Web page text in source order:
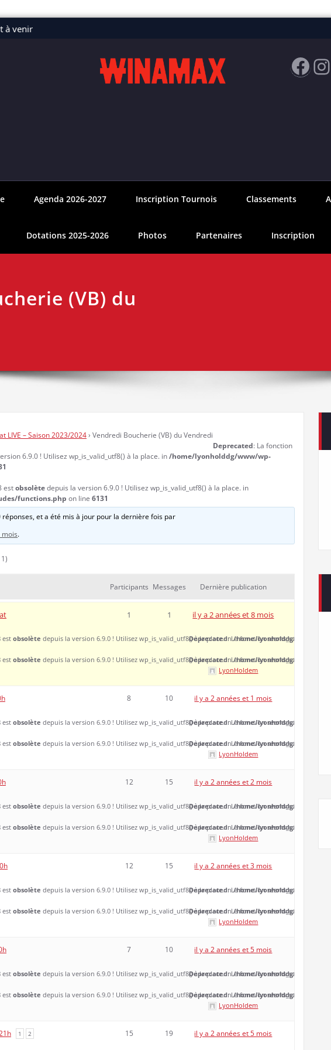
à venir
Agenda 2026-2027 Inscription Tournois Classements
Dotations 2025-2026 Photos Partenaires Inscription
(VB) du
LIVE – Saison 2023/2024› Vendredi Boucherie (VB) du Vendredi
Deprecated: La fonction
6.9.0 ! Utilisez wp_is_valid_utf8() à la place. in/home/lyonholddg/www/wp-
estobsolètedepuis la version 6.9.0 ! Utilisez wp_is_valid_utf8() à la place. in
functions.php on line 6131
et a été mis à jour pour la dernière fois par
mois.
Participants Messages Dernière publication
estobsolète depuis la version 6.9.0 ! Utilisez wp_is_valid_utf8() à la place. in/home/lyonholddg/www/wp-
estobsolète depuis la version 6.9.0 ! Utilisez wp_is_valid_utf8() à la place. in/home/lyonholddg/www/wp-
1 1 il y a 2 années et 8 mois
Deprecated: La fonction seems_utf8 est
Deprecated: La fonction seems_utf8 est
LyonHoldem
estobsolète depuis la version 6.9.0 ! Utilisez wp_is_valid_utf8() à la place. in/home/lyonholddg/www/wp-
estobsolète depuis la version 6.9.0 ! Utilisez wp_is_valid_utf8() à la place. in/home/lyonholddg/www/wp-
8 10 il y a 2 années et 1 mois
Deprecated: La fonction seems_utf8 est
Deprecated: La fonction seems_utf8 est
LyonHoldem
estobsolète depuis la version 6.9.0 ! Utilisez wp_is_valid_utf8() à la place. in/home/lyonholddg/www/wp-
estobsolète depuis la version 6.9.0 ! Utilisez wp_is_valid_utf8() à la place. in/home/lyonholddg/www/wp-
12 15 il y a 2 années et 2 mois
Deprecated: La fonction seems_utf8 est
Deprecated: La fonction seems_utf8 est
LyonHoldem
estobsolète depuis la version 6.9.0 ! Utilisez wp_is_valid_utf8() à la place. in/home/lyonholddg/www/wp-
estobsolète depuis la version 6.9.0 ! Utilisez wp_is_valid_utf8() à la place. in/home/lyonholddg/www/wp-
12 15 il y a 2 années et 3 mois
Deprecated: La fonction seems_utf8 est
Deprecated: La fonction seems_utf8 est
LyonHoldem
estobsolète depuis la version 6.9.0 ! Utilisez wp_is_valid_utf8() à la place. in/home/lyonholddg/www/wp-
estobsolète depuis la version 6.9.0 ! Utilisez wp_is_valid_utf8() à la place. in/home/lyonholddg/www/wp-
7 10 il y a 2 années et 5 mois
Deprecated: La fonction seems_utf8 est
Deprecated: La fonction seems_utf8 est
LyonHoldem
1 2 15 19 il y a 2 années et 5 mois